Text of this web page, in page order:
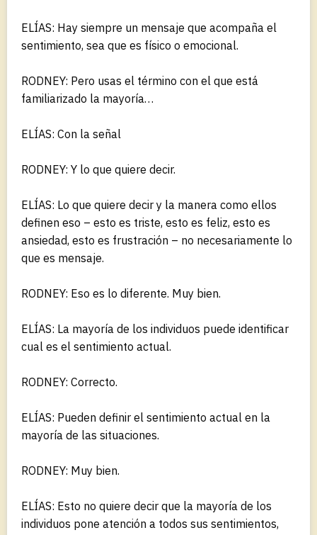
ELÍAS: Hay siempre un mensaje que acompaña el
sentimiento, sea que es físico o emocional.
RODNEY: Pero usas el término con el que está
familiarizado la mayoría…
ELÍAS: Con la señal
RODNEY: Y lo que quiere decir.
ELÍAS: Lo que quiere decir y la manera como ellos
definen eso – esto es triste, esto es feliz, esto es
ansiedad, esto es frustración – no necesariamente lo
que es mensaje.
RODNEY: Eso es lo diferente. Muy bien.
ELÍAS: La mayoría de los individuos puede identificar
cual es el sentimiento actual.
RODNEY: Correcto.
ELÍAS: Pueden definir el sentimiento actual en la
mayoría de las situaciones.
RODNEY: Muy bien.
ELÍAS: Esto no quiere decir que la mayoría de los
individuos pone atención a todos sus sentimientos,